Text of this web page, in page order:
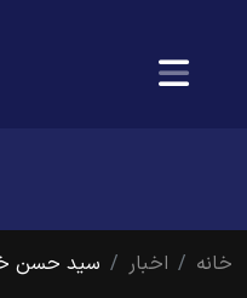
خانه
اخبار سید حسن